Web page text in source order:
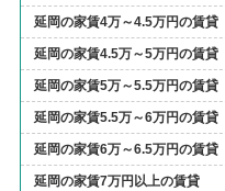
延岡の家賃4万～4.5万円の賃貸
延岡の家賃4.5万～5万円の賃貸
延岡の家賃5万～5.5万円の賃貸
延岡の家賃5.5万～6万円の賃貸
延岡の家賃6万～6.5万円の賃貸
延岡の家賃7万円以上の賃貸